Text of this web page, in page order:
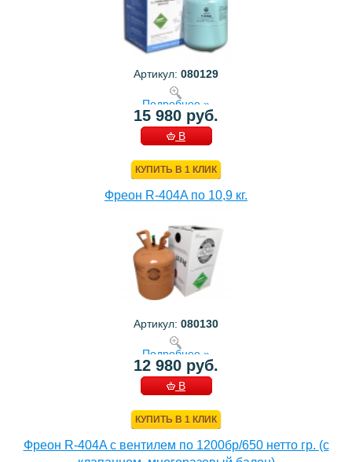
Артикул: 080129
Подробнее »
15 980 руб.
В
КУПИТЬ В 1 КЛИК
Фреон R-404A по 10,9 кг.
Артикул: 080130
Подробнее »
12 980 руб.
В
КУПИТЬ В 1 КЛИК
Фреон R-404A с вентилем по 1200бр/650 нетто гр. (с